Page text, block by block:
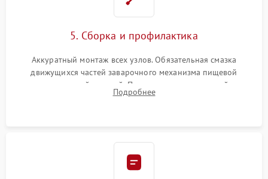
5. Сборка и профилактика
Аккуратный монтаж всех узлов. Обязательная смазка
движущихся частей заварочного механизма пищевой
силиконовой смазкой. Проведение программной
декальцинации и очистки системы от кофейных масел.
Подробнее